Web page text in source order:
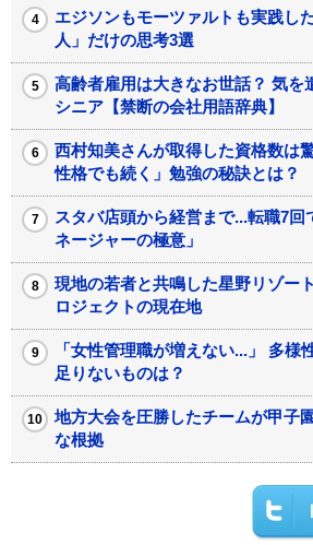
エジソンもモーツァルトも実践し
人」だけの思考3選
高齢者雇用は大きなお世話？ 気を
シニア【禁断の会社用語辞典】
西村知美さんが取得した資格数は
性格でも続く」勉強の秘訣とは？
スタバ店頭から経営まで...転職7回
ネージャーの極意」
現地の若者と共鳴した星野リゾー
ロジェクトの現在地
「女性管理職が増えない...」 多様
足りないものは？
地方大会を圧勝したチームが甲子
な根拠